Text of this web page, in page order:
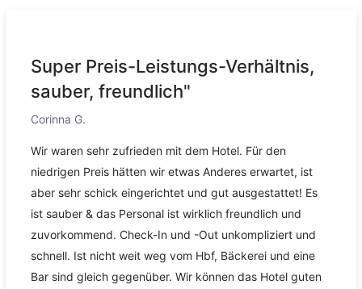
Super Preis-Leistungs-Verhältnis,
sauber, freundlich"
Corinna G.
Wir waren sehr zufrieden mit dem Hotel. Für den
niedrigen Preis hätten wir etwas Anderes erwartet, ist
aber sehr schick eingerichtet und gut ausgestattet! Es
ist sauber & das Personal ist wirklich freundlich und
zuvorkommend. Check-In und -Out unkompliziert und
schnell. Ist nicht weit weg vom Hbf, Bäckerei und eine
Bar sind gleich gegenüber. Wir können das Hotel guten